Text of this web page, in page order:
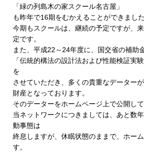
「緑の列島木の家スクール名古屋」
も昨年で16期をむかえることができました
今期もスクールは、継続の予定ですが、
定です。
また、平成22～24年度に、国交省の補助
「伝統的構法の設計法および性能検証実
を
させていただき、多くの貴重なデーター
財産となっております。
そのデーターをホームページ上で公開し
当ネットワークにつきましては、あと数年
動事態は
終息しますが、休眠状態のままで、 ホー
す。